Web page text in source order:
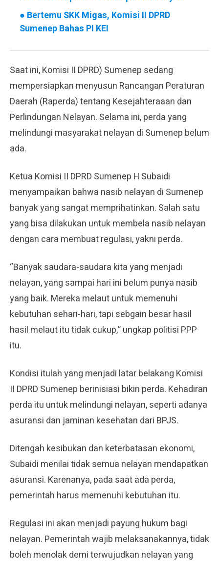
● Bertemu SKK Migas, Komisi II DPRD
Sumenep Bahas PI KEI
Saat ini, Komisi II DPRD) Sumenep sedang
mempersiapkan menyusun Rancangan Peraturan
Daerah (Raperda) tentang Kesejahteraaan dan
Perlindungan Nelayan. Selama ini, perda yang
melindungi masyarakat nelayan di Sumenep belum
ada.
Ketua Komisi II DPRD Sumenep H Subaidi
menyampaikan bahwa nasib nelayan di Sumenep
banyak yang sangat memprihatinkan. Salah satu
yang bisa dilakukan untuk membela nasib nelayan
dengan cara membuat regulasi, yakni perda.
“Banyak saudara-saudara kita yang menjadi
nelayan, yang sampai hari ini belum punya nasib
yang baik. Mereka melaut untuk memenuhi
kebutuhan sehari-hari, tapi sebgain besar hasil
hasil melaut itu tidak cukup,” ungkap politisi PPP
itu.
Kondisi itulah yang menjadi latar belakang Komisi
II DPRD Sumenep berinisiasi bikin perda. Kehadiran
perda itu untuk melindungi nelayan, seperti adanya
asuransi dan jaminan kesehatan dari BPJS.
Ditengah kesibukan dan keterbatasan ekonomi,
Subaidi menilai tidak semua nelayan mendapatkan
asuransi. Karenanya, pada saat ada perda,
pemerintah harus memenuhi kebutuhan itu.
Regulasi ini akan menjadi payung hukum bagi
nelayan. Pemerintah wajib melaksanakannya, tidak
boleh menolak demi terwujudkan nelayan yang